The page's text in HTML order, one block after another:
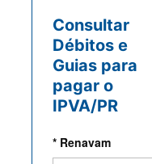
Consultar
Débitos e
Guias para
pagar o
IPVA/PR
* Renavam